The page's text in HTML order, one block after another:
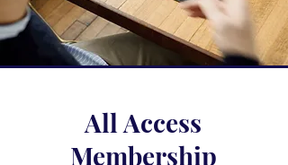
All Access
Membership